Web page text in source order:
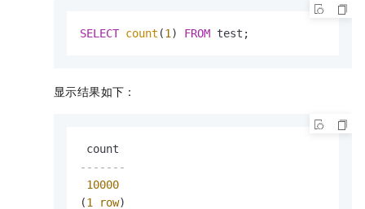
SELECT count (1) FROM test;
显示结果如下：
-------
10000
(1 row)